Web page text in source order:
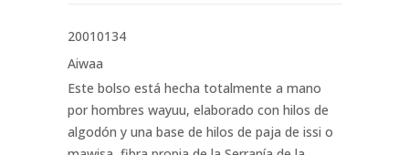
20010134
Aiwaa
Este bolso está hecha totalmente a mano
por hombres wayuu, elaborado con hilos de
algodón y una base de hilos de paja de issi o